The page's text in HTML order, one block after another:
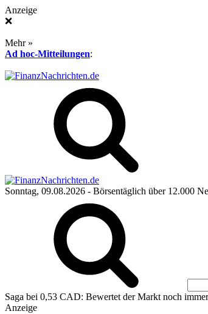
Anzeige
❌
Mehr »
Ad hoc-Mitteilungen:
Sonntag, 09.08.2026 - Börsentäglich über 12.000
Saga bei 0,53 CAD: Bewertet der Markt noch
Anzeige